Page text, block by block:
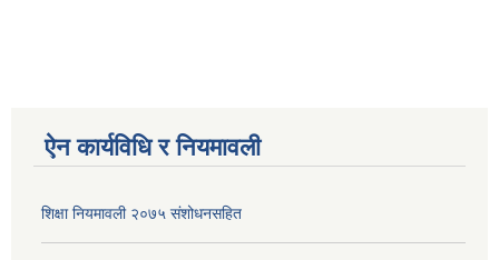
ऐन कार्यविधि र नियमावली
शिक्षा नियमावली २०७५ संशोधनसहित